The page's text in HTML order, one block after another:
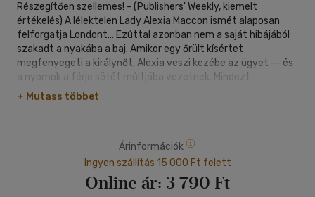
Részegítően szellemes! - (Publishers' Weekly, kiemelt
értékelés) A lélektelen Lady Alexia Maccon ismét alaposan
felforgatja Londont... Ezúttal azonban nem a saját hibájából
szakadt a nyakába a baj. Amikor egy őrült kísértet
megfenyegeti a királynőt, Alexia veszi kezébe az ügyet -- és
a nyomok a férje sötét múltjába vezetnek. Mindezt
megtetézi a húga (döbbenetes!) csatlakozása a szüfrazsett-
mozgalomhoz, Madame Lefoux legújabb találmánya és
sikerül rájönnie, ki akarja megölni a királynőt, mielőtt túl késő
lenne? Megint a vámpírok szervezkednek, vagy az áruló
ezúttal farkasbundát visel? És egészen pontosan micsoda
fészkelte be magát Lord Akeldama második legjobb
+ Mutass többet
Árinformációk
Ingyen szállítás 15 000 Ft felett
Online ár: 3 790 Ft